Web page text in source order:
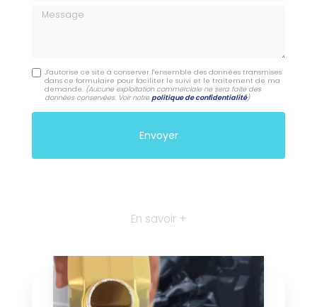
Message
J'autorise ce site à conserver l'ensemble des données transmises
dans ce formulaire pour faciliter le suivi et le traitement de ma
demande. (Aucune exploitation commerciale ne sera faite des
données conservées. Voir notre politique de confidentialité)
En savoir +